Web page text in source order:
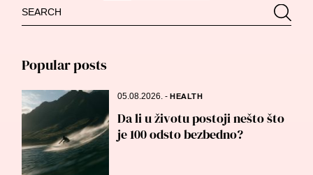
navigation
Search
for:
Popular posts
05.08.2026.-HEALTH
Da li u životu postoji nešto što
je 100 odsto bezbedno?